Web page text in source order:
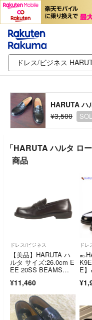
HARUTA ハ
¥3,500
「HARUTA ハルタ ロ
商品
ドレス/ビジネス
【美品】HARUTA ハ
ルタ サイズ:26.0cm E
EE 20SS BEAMS別
ー コインローファ
ー ペニーローファ
ー ブラック 黒 日本
製 ブランド シュー
ズ 靴 コラボ【メン
¥11,460
ドレ
E】